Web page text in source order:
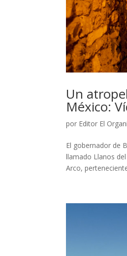
Un
México:
por Editor El
El gobernador de
llamado Llanos
Arco,